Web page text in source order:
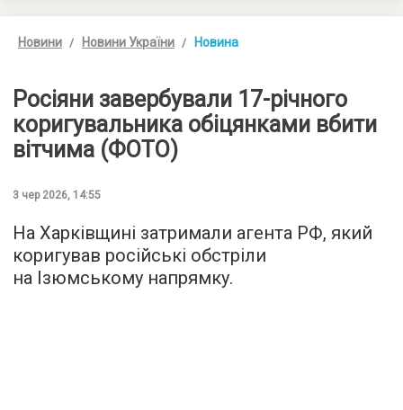
Новини Новини України Новина
Росіяни завербували 17-річного
коригувальника обіцянками вбити
вітчима (ФОТО)
3 чер 2026, 14:55
На Харківщині затримали агента РФ, який
коригував російські обстріли
на Ізюмському напрямку.